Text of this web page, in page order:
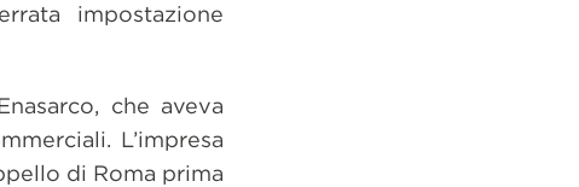
impostazione
che aveva
L’impresa
di Roma prima